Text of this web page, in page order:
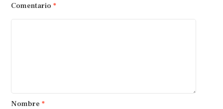
Comentario *
Nombre *